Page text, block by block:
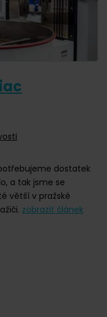
dostatek
a tak jsme se
větší v pražské
zobrazit článek